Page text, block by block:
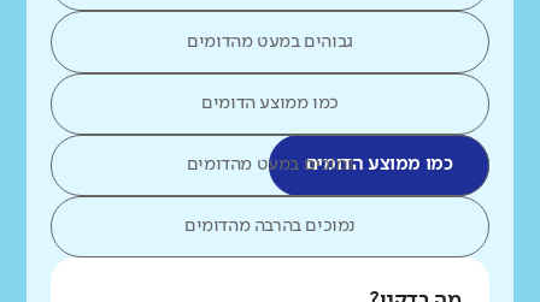
גבוהים במעט מהדומים
כמו ממוצע הדומים
כמו ממוצע הדומיםנמוכים במעט מהדומים
נמוכים בהרבה מהדומים